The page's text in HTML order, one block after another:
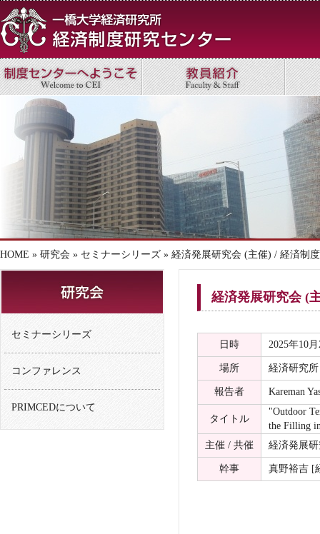
HOME » 研究会 » セミナーシリーズ » 経済発展研究会 (主催) / 経済制
セミナーシリーズ
コンファレンス
PRIMCEDについて
経済発展研究会 (
日時 2025年10
場所 経済研究
報告者 Kareman
タイトル
"Outdoor
the Filling
主催 / 共催
経済発展
幹事 真野裕吉 [